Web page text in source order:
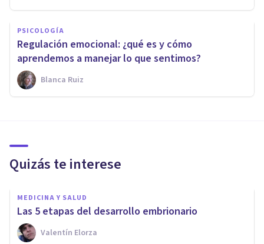
PSICOLOGÍA
Regulación emocional: ¿qué es y cómo
aprendemos a manejar lo que sentimos?
Blanca Ruiz
Quizás te interese
MEDICINA Y SALUD
Las 5 etapas del desarrollo embrionario
Valentín Elorza